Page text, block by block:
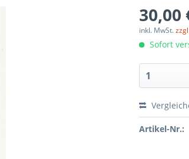
30,00
inkl. MwSt.
Sofort
Artikel-Nr.: